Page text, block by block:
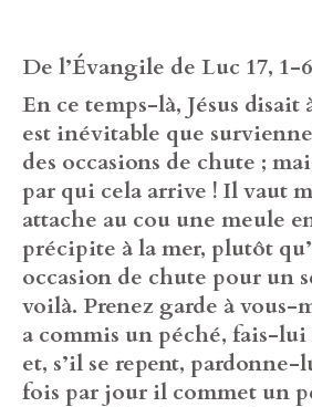
De l’Évangile de Luc 17, 1-6
En ce temps-là, Jésus disait
est inévitable que
des occasions de chute ;
par qui cela arrive ! Il vaut
attache au cou une meule
précipite à la mer, plutôt
occasion de chute pour un
voilà. Prenez garde à vous-
a commis un péché, fais-lui
et, s’il se repent,
fois par jour il commet un